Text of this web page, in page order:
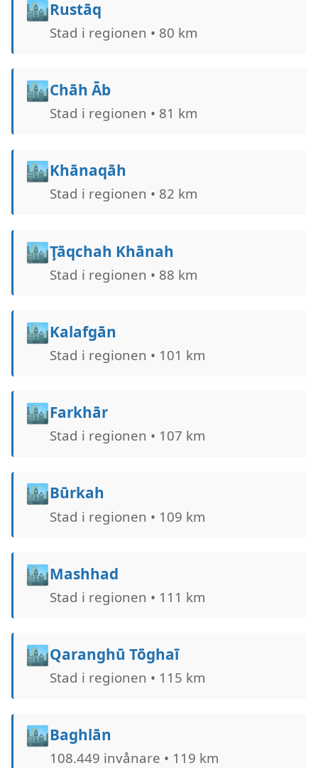
🏙️Rustāq
Stad i regionen • 80 km
🏙️Chāh Āb
Stad i regionen • 81 km
🏙️Khānaqāh
Stad i regionen • 82 km
🏙️Ţāqchah Khānah
Stad i regionen • 88 km
🏙️Kalafgān
Stad i regionen • 101 km
🏙️Farkhār
Stad i regionen • 107 km
🏙️Būrkah
Stad i regionen • 109 km
🏙️Mashhad
Stad i regionen • 111 km
🏙️Qaranghū Tōghaī
Stad i regionen • 115 km
🏙️Baghlān
108.449 invånare • 119 km